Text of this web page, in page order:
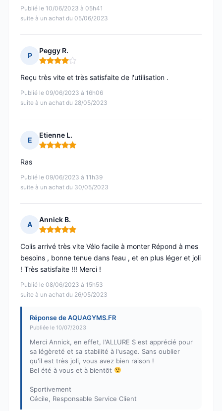
Publié le 10/06/2023 à 05h41
suite à un achat du 05/06/2023
P
Peggy R.
Note : 4 sur 5
Publié le 09/06/2023 à 16h06
suite à un achat du 28/05/2023
Reçu très vite et très satisfaite de l'utilisation .
E
Etienne L.
Note : 5 sur 5
Publié le 09/06/2023 à 11h39
suite à un achat du 30/05/2023
Ras
A
Annick B.
Note : 5 sur 5
Publié le 08/06/2023 à 15h53
suite à un achat du 26/05/2023
Colis arrivé très vite Vélo facile à monter Répond à mes
besoins , bonne tenue dans l’eau , et en plus léger et joli
! Très satisfaite !!! Merci !
Réponse de AQUAGYMS.FR
Publiée le 10/07/2023
Merci Annick, en effet, l'ALLURE S est apprécié pour
sa légèreté et sa stabilité à l'usage. Sans oublier
qu'il est très joli, vous avez bien raison !
Bel été à vous et à bientôt
Sportivement
Cécile, Responsable Service Client